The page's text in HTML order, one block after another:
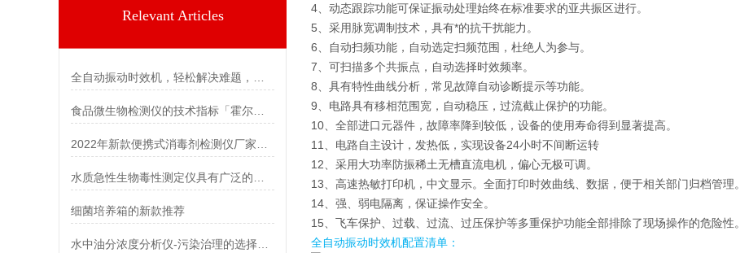
Relevant Articles
食品微生物检测仪的技术指标「霍尔德仪器」
细菌培养箱的新款推荐
4、动态跟踪功能可保证振动处理始终在标准要求的亚共振区进行。
5、采用脉宽调制技术，具有*的抗干扰能力。
6、自动扫频功能，自动选定扫频范围，杜绝人为参与。
7、可扫描多个共振点，自动选择时效频率。
8、具有特性曲线分析，常见故障自动诊断提示等功能。
9、电路具有移相范围宽，自动稳压，过流截止保护的功能。
10、全部进口元器件，故障率降到较低，设备的使用寿命得到显著提高。
11、电路自主设计，发热低，实现设备24小时不间断运转
12、采用大功率防振稀土无槽直流电机，偏心无极可调。
13、高速热敏打印机，中文显示。全面打印时效曲线、数据，便于相关部门归档管理。
14、强、弱电隔离，保证操作安全。
15、飞车保护、过载、过流、过压保护等多重保护功能全部排除了现场操作的危险性。
全自动振动时效机配置清单：